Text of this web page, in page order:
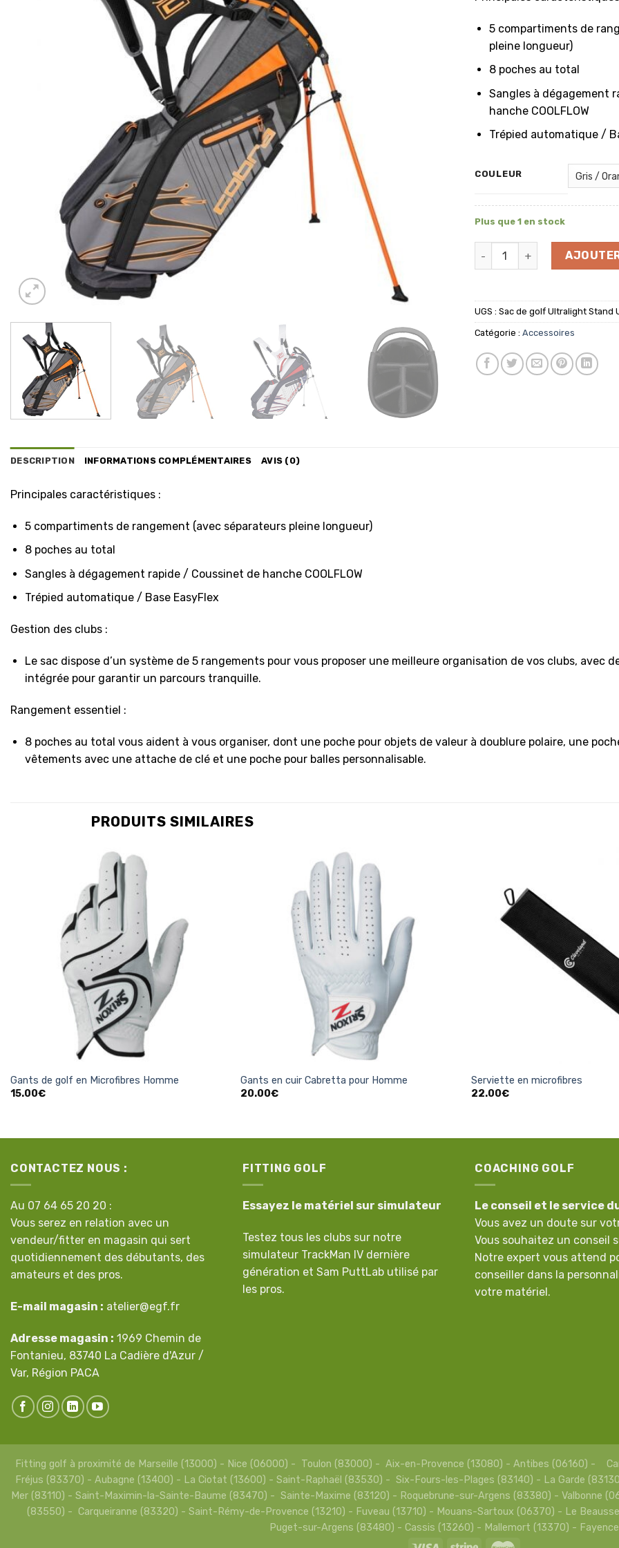
5 compartiments de
pleine longueur)
8 poches au total
Sangles à dégagement
hanche COOLFLOW
Trépied automatique /
COULEUR
Plus que 1 en stock
quantité de Sac de golf
UGS : Sac de golf Ultralight Stand
Catégorie : Accessoires
DESCRIPTION INFORMATIONS COMPLÉMENTAIRES AVIS (0)
Principales caractéristiques :
5 compartiments de rangement (avec séparateurs pleine longueur)
8 poches au total
Sangles à dégagement rapide / Coussinet de hanche COOLFLOW
Trépied automatique / Base EasyFlex
Gestion des clubs :
Le sac dispose d’un système de 5 rangements pour vous proposer une meilleure organisation de vos clubs, avec
intégrée pour garantir un parcours tranquille.
Rangement essentiel :
8 poches au total vous aident à vous organiser, dont une poche pour objets de valeur à doublure polaire, une
vêtements avec une attache de clé et une poche pour balles personnalisable.
PRODUITS SIMILAIRES
Gants de golf en Microfibres Homme
15.00€
Gants en cuir Cabretta pour Homme
20.00€
Serviette en microfibres
22.00€
CONTACTEZ NOUS :
Au 07 64 65 20 20 :
Vous serez en relation avec un
vendeur/fitter en magasin qui sert
quotidiennement des débutants, des
amateurs et des pros.
E-mail magasin : atelier@egf.fr
Adresse magasin : 1969 Chemin de
Fontanieu, 83740 La Cadière d'Azur /
Var, Région PACA
FITTING GOLF
Essayez le matériel sur simulateur
Testez tous les clubs sur notre
simulateur TrackMan IV dernière
génération et Sam PuttLab utilisé par
les pros.
COACHING GOLF
Le conseil et le service
Vous avez un doute sur
Vous souhaitez un conseil
Notre expert vous attend
conseiller dans la
votre matériel.
Fitting golf à proximité de Marseille (13000) - Nice (06000) - Toulon (83000) - Aix-en-Provence (13080) - Antibes (06160) -
Fréjus (83370) - Aubagne (13400) - La Ciotat (13600) - Saint-Raphaël (83530) - Six-Fours-les-Plages (83140) - La Garde
Mer (83110) - Saint-Maximin-la-Sainte-Baume (83470) - Sainte-Maxime (83120) - Roquebrune-sur-Argens (83380) - Valbonne
(83550) - Carqueiranne (83320) - Saint-Rémy-de-Provence (13210) - Fuveau (13710) - Mouans-Sartoux (06370) - Le
Puget-sur-Argens (83480) - Cassis (13260) - Mallemort (13370) -